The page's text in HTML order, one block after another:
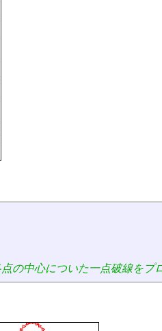
中心についた一点破線をプ